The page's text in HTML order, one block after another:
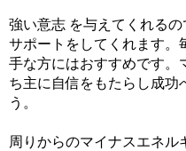
強い意志 を与えてくれる
サポートをしてくれます。
手な方にはおすすめです。
ち主に自信をもたらし成功
う。
周りからのマイナスエネル